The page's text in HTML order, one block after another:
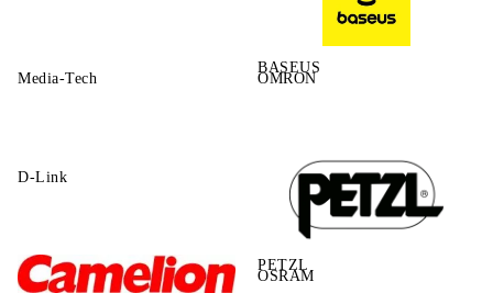
BASEUS
Media-Tech OMRON
D-Link
PETZL
OSRAM